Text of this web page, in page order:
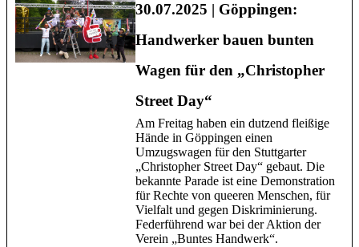
30.07.2025 | Göppingen:
Handwerker bauen bunten
Wagen für den „Christopher
Street Day“
Am Freitag haben ein dutzend fleißige
Hände in Göppingen einen
Umzugswagen für den Stuttgarter
„Christopher Street Day“ gebaut. Die
bekannte Parade ist eine Demonstration
für Rechte von queeren Menschen, für
Vielfalt und gegen Diskriminierung.
Federführend war bei der Aktion der
Verein „Buntes Handwerk“.